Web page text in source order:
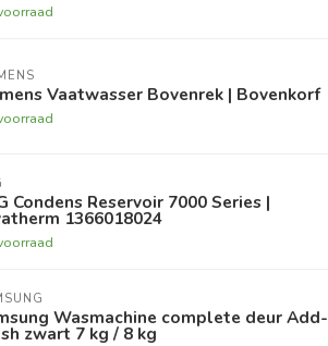
Vaatwasser Bovenrek | Bovenkorf
Condens Reservoir 7000 Series |
1366018024
Wasmachine complete deur Add-
zwart 7 kg / 8 kg